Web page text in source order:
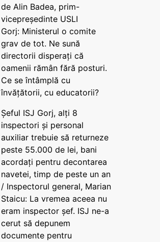
de Alin Badea, prim-
vicepreședinte USLI
Gorj: Ministerul o comite
grav de tot. Ne sună
directorii disperați că
oamenii rămân fără posturi.
Ce se întâmplă cu
învățătorii, cu educatorii?
Șeful ISJ Gorj, alți 8
inspectori și personal
auxiliar trebuie să returneze
peste 55.000 de lei, bani
acordați pentru decontarea
navetei, timp de peste un an
/ Inspectorul general, Marian
Staicu: La vremea aceea nu
eram inspector șef. ISJ ne-a
cerut să depunem
documente pentru